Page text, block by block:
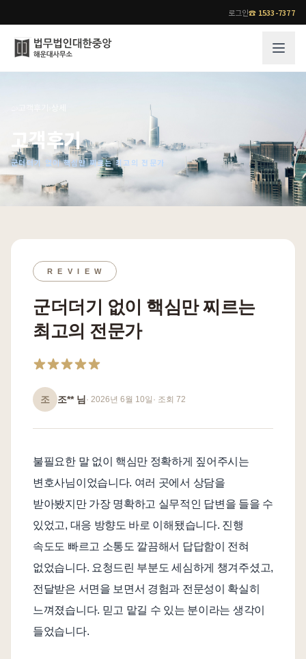
로그인☎ 1533-7377
오시는 길
통합검색
기업 인사이트
사례분석/최신동향
법률지식인
업무분야
전체
소식/자료
언론보도
법률 블로그
법률서식
뉴스레터/브로슈어
고객후기
군더더기 없이 핵심만 찌르는 최고의 전문가
R E V I E W
군더더기 없이 핵심만 찌르는
최고의 전문가
조 조**님· 2026년 6월 10일 · 조회 72
불필요한 말 없이 핵심만 정확하게 짚어주시는
변호사님이었습니다. 여러 곳에서 상담을
받아봤지만 가장 명확하고 실무적인 답변을 들을 수
있었고, 대응 방향도 바로 이해됐습니다. 진행
속도도 빠르고 소통도 깔끔해서 답답함이 전혀
없었습니다. 요청드린 부분도 세심하게 챙겨주셨고,
전달받은 서면을 보면서 경험과 전문성이 확실히
느껴졌습니다. 믿고 맡길 수 있는 분이라는 생각이
들었습니다.